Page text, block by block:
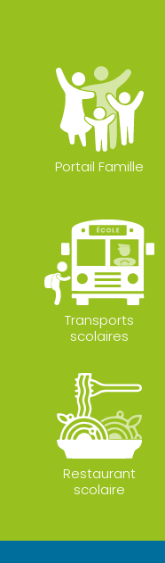
Portail Famille
Transports
scolaires
Restaurant
scolaire